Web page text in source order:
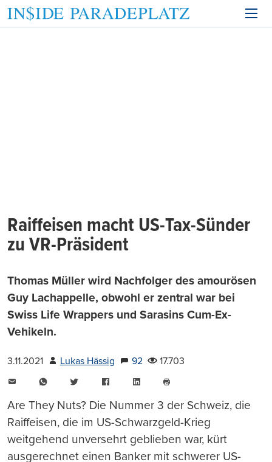
Raiffeisen macht US-Tax-Sünder
zu VR-Präsident
Thomas Müller wird Nachfolger des amourösen
Guy Lachappelle, obwohl er zentral war bei
Swiss Life Wrappers und Sarasins Cum-Ex-
Vehikeln.
3.11.2021 Lukas Hässig 92
17.703
WhatsAppTwitter FacebookLinkedIn
drucken
Are They Nuts? Die Nummer 3 der Schweiz, die
Raiffeisen, die im US-Schwarzgeld-Krieg
weitgehend unversehrt geblieben war, kürt
ausgerechnet einen Banker mit schwerer US-